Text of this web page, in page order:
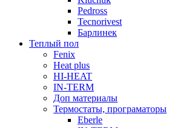
Pedross
Tecnorivest
Барлинек
Теплый пол
Fenix
Heat plus
HI-HEAT
IN-TERM
Доп материалы
Термостаты, програматоры
Eberle